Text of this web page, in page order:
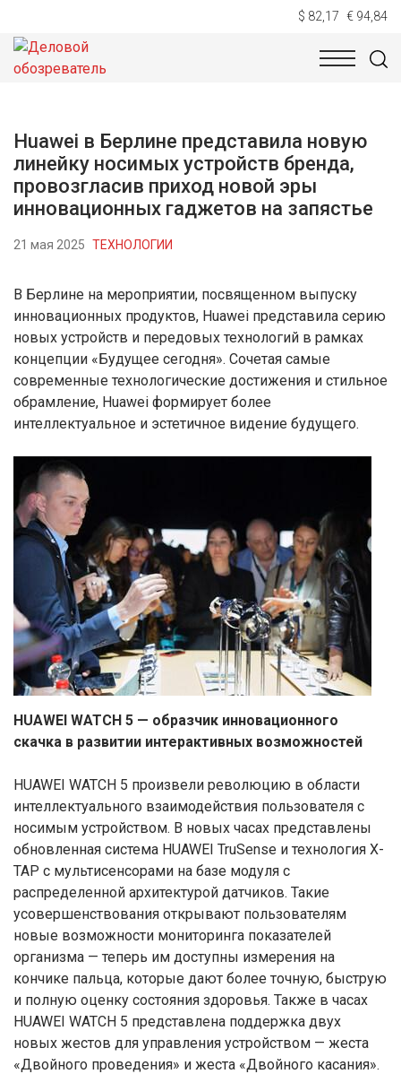
$ 82,17 € 94,84
НОВОСТИ
Huawei в Берлине представила новую
линейку носимых устройств бренда,
провозгласив приход новой эры
инновационных гаджетов на запястье
21 мая 2025 ТЕХНОЛОГИИ
В Берлине на мероприятии, посвященном выпуску
инновационных продуктов, Huawei представила серию
новых устройств и передовых технологий в рамках
концепции «Будущее сегодня». Сочетая самые
современные технологические достижения и стильное
обрамление, Huawei формирует более
интеллектуальное и эстетичное видение будущего.
HUAWEI WATCH 5 — образчик инновационного
скачка в развитии интерактивных возможностей
HUAWEI WATCH 5 произвели революцию в области
интеллектуального взаимодействия пользователя с
носимым устройством. В новых часах представлены
обновленная система HUAWEI TruSense и технология X-
TAP с мультисенсорами на базе модуля с
распределенной архитектурой датчиков. Такие
усовершенствования открывают пользователям
новые возможности мониторинга показателей
организма — теперь им доступны измерения на
кончике пальца, которые дают более точную, быструю
и полную оценку состояния здоровья. Также в часах
HUAWEI WATCH 5 представлена поддержка двух
новых жестов для управления устройством — жеста
«Двойного проведения» и жеста «Двойного касания».